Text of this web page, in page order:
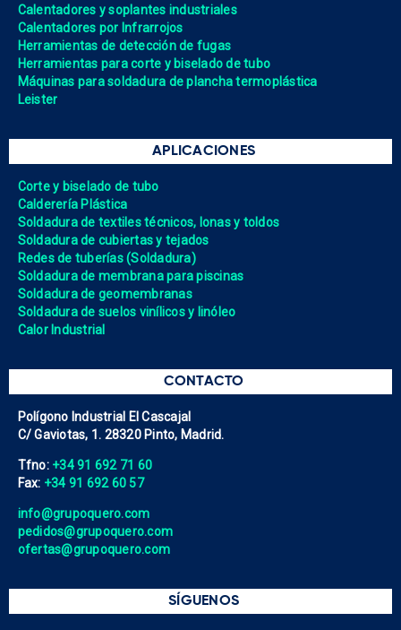
Calentadores y soplantes industriales
Calentadores por Infrarrojos
Herramientas de detección de fugas
Herramientas para corte y biselado de tubo
Máquinas para soldadura de plancha termoplástica
Leister
APLICACIONES
Corte y biselado de tubo
Calderería Plástica
Soldadura de textiles técnicos, lonas y toldos
Soldadura de cubiertas y tejados
Redes de tuberías (Soldadura)
Soldadura de membrana para piscinas
Soldadura de geomembranas
Soldadura de suelos vinílicos y linóleo
Calor Industrial
CONTACTO
Polígono Industrial El Cascajal
C/ Gaviotas, 1. 28320 Pinto, Madrid.
Tfno: +34 91 692 71 60
Fax: +34 91 692 60 57
info@grupoquero.com
pedidos@grupoquero.com
ofertas@grupoquero.com
SÍGUENOS